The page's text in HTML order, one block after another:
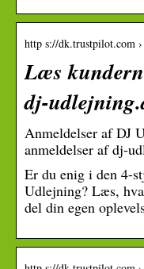
http s://dk.trustpilot.com
Læs
dj-
Anmeldelser af DJ
anmeldelser af dj-
Er du enig i den 4-
Udlejning? Læs,
del din egen